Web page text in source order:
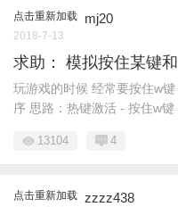
点击重新加载 mj20
2018-7-13
求助： 模拟按住某键
玩游戏的时候 经常要按住w
序 思路：热键激活 - 按住w键
13104 4
点击重新加载 zzzz438